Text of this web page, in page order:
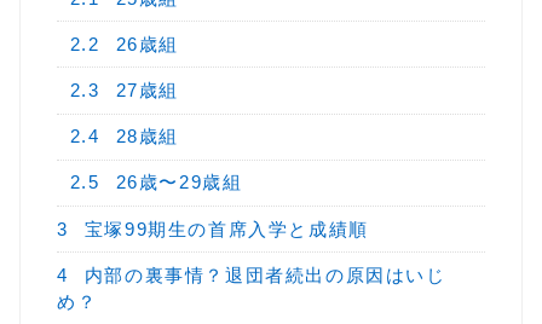
2.2 26歳組
2.3 27歳組
2.4 28歳組
2.5 26歳〜29歳組
3 宝塚99期生の首席入学と成績順
4
内部の裏事情？退団者続出の原因はいじ
め？